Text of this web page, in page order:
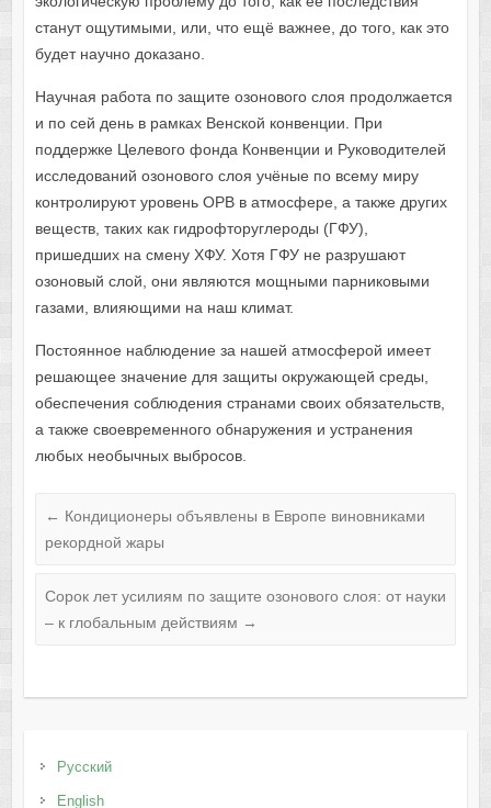
станут ощутимыми, или, что ещё важнее, до того, как это
будет научно доказано.
Научная работа по защите озонового слоя продолжается
и по сей день в рамках Венской конвенции. При
поддержке Целевого фонда Конвенции и Руководителей
исследований озонового слоя учёные по всему миру
контролируют уровень ОРВ в атмосфере, а также других
веществ, таких как гидрофторуглероды (ГФУ),
пришедших на смену ХФУ. Хотя ГФУ не разрушают
озоновый слой, они являются мощными парниковыми
газами, влияющими на наш климат.
Постоянное наблюдение за нашей атмосферой имеет
решающее значение для защиты окружающей среды,
обеспечения соблюдения странами своих обязательств,
а также своевременного обнаружения и устранения
любых необычных выбросов.
← Кондиционеры объявлены в Европе виновниками
рекордной жары
Сорок лет усилиям по защите озонового слоя: от науки
– к глобальным действиям →
Русский
English